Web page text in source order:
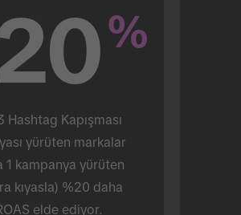
%
Hashtag Kapışması
yürüten markalar
1 kampanya yürüten
kıyasla) %20 daha
elde ediyor.